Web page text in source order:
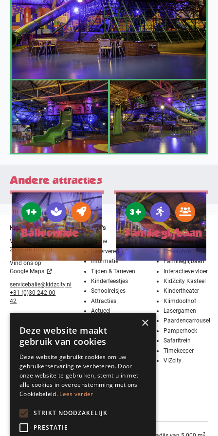
Andere attracties
1 +
Balloonride
3 +
Familieglijbaan
KidZcity
Vlampijpstraat 79
3534 AR Utrecht
Vind ons op
Google Maps
servicebalie@kidzcity.nl
+31 (0)30 242 00
42
Pagina's
Home
Reserveren
Informatie
Tijden & Tarieven
Kinderfeestjes
Schoolreisjes
Attracties
Actueel
Contact
Vier Sinterklaas!
KidZcity
Stage bij
KidZcity
BSO
Kleurplaten
Attracties
Balloonride
Botsauto's
Familieglijbaan
Interactieve vloer
KidZcity Kasteel
Kindertheater
Klimdoolhof
Lasergamen
Paardencarrousel
Pamperhoek
Safaritrein
Timekeeper
ViZcity
2
×
Deze website maakt
gebruik van cookies
Deze website gebruikt cookies om uw
gebruikerservaring te verbeteren. Door
onze website te gebruiken, stemt u in met
alle cookies in overeenstemming met ons
Cookiebeleid. Lees verder
STRIKT NOODZAKELIJK
PRESTATIE